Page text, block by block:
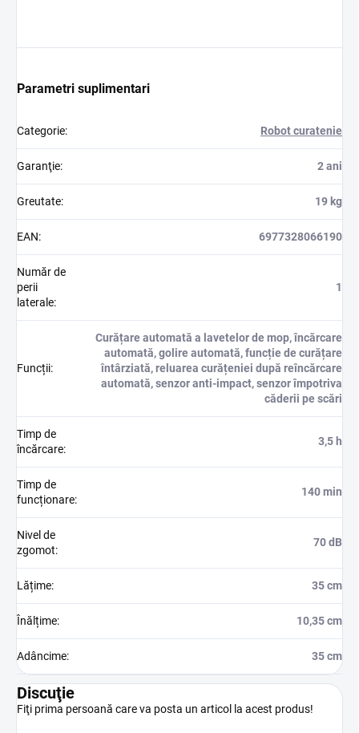
Parametri suplimentari
Categorie: Robot curatenie
Garanţie: 2 ani
Greutate: 19 kg
EAN: 6977328066190
Număr de
perii
laterale:
1
Funcții:
Curățare automată a lavetelor de mop, încărcare
automată, golire automată, funcție de curățare
întârziată, reluarea curățeniei după reîncărcare
automată, senzor anti-impact, senzor împotriva
căderii pe scări
Timp de
încărcare:
3,5 h
Timp de
funcționare:
140 min
Nivel de
zgomot:
70 dB
Lățime: 35 cm
Înălțime: 10,35 cm
Adâncime: 35 cm
Discuţie
Fiţi prima persoană care va posta un articol la acest produs!